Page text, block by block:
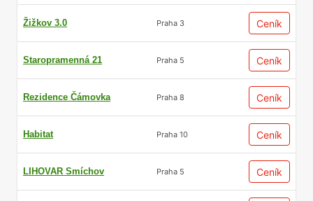
Žižkov 3.0 Praha 3 Ceník
Staropramenná 21 Praha 5 Ceník
Rezidence Čámovka Praha 8 Ceník
Habitat Praha 10 Ceník
LIHOVAR Smíchov Praha 5 Ceník